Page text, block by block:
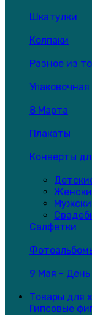
Шкатулки
Колпаки
Разное из
8 Марта
Плакаты
Конверты
Салфетки
9 Мая -
Товары для
Гипсовые